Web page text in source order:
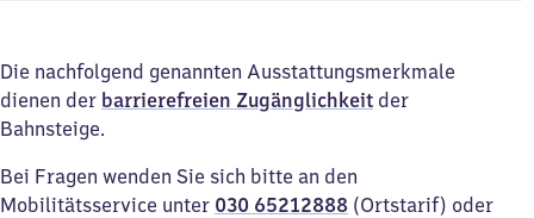
Die nachfolgend genannten Ausstattungsmerkmale
dienen der barrierefreien Zugänglichkeit der
Bahnsteige.
Bei Fragen wenden Sie sich bitte an den
Mobilitätsservice unter 030 65212888 (Ortstarif) oder